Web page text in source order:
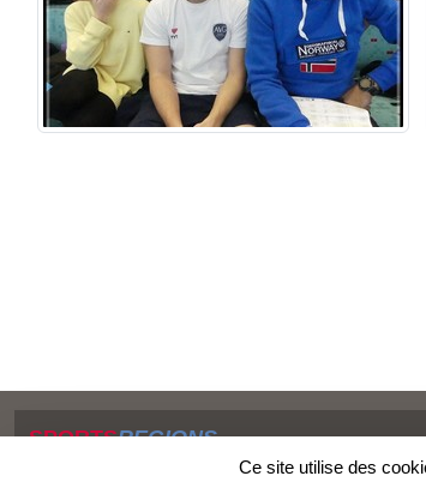
SPORTSREGIONS
Ce site utilise des